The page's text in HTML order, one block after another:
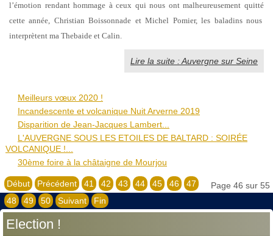
l’émotion rendant hommage à ceux qui nous ont malheureusement quitté
cette année, Christian Boissonnade et Michel Pomier, les baladins nous
interprètent ma Thebaide et Calin.
Lire la suite : Auvergne sur Seine
Meilleurs vœux 2020 !
Incandescente et volcanique Nuit Arverne 2019
Disparition de Jean-Jacques Lambert...
L'AUVERGNE SOUS LES ETOILES DE BALTARD : SOIRÉE
VOLCANIQUE !...
30ème foire à la châtaigne de Mourjou
Page 46 sur 55
Début Précédent 41 42 43 44 45 46
47
48
49 50 Suivant Fin
Election !